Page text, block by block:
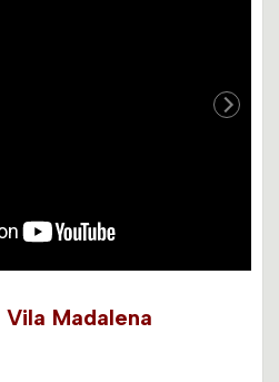
Madalena